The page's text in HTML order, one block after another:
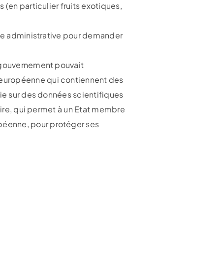
(en particulier fruits exotiques,
administrative pour demander
pouvait
qui contiennent des
sur des données scientifiques
qui permet à un Etat membre
pour protéger ses